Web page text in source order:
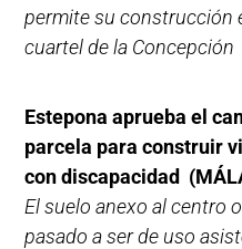
permite su construcción
cuartel de la Concepción
Estepona aprueba el
parcela para construir
con discapacidad
El suelo anexo al centro
pasado a ser de uso